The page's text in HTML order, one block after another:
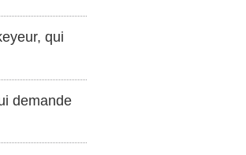
qui
demande